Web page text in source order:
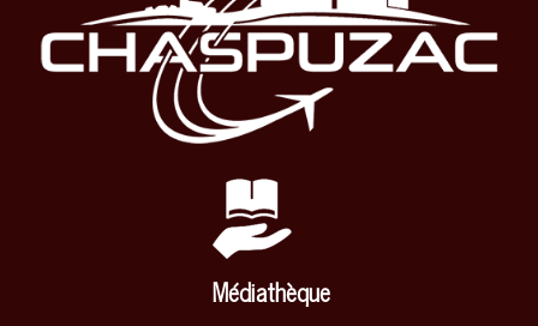
Médiathèque